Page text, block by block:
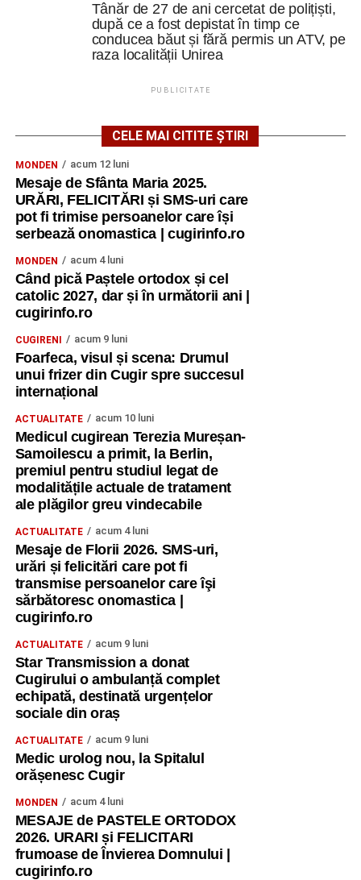
Tânăr de 27 de ani cercetat de polițiști,
după ce a fost depistat în timp ce
conducea băut și fără permis un ATV, pe
raza localității Unirea
PUBLICITATE
CELE MAI CITITE ȘTIRI
MONDEN acum 12 luni
Mesaje de Sfânta Maria 2025.
URĂRI, FELICITĂRI și SMS-uri care
pot fi trimise persoanelor care își
serbează onomastica | cugirinfo.ro
MONDEN acum 4 luni
Când pică Paștele ortodox și cel
catolic 2027, dar și în următorii ani |
cugirinfo.ro
CUGIRENI acum 9 luni
Foarfeca, visul și scena: Drumul
unui frizer din Cugir spre succesul
internațional
ACTUALITATE acum 10 luni
Medicul cugirean Terezia Mureșan-
Samoilescu a primit, la Berlin,
premiul pentru studiul legat de
modalitățile actuale de tratament
ale plăgilor greu vindecabile
ACTUALITATE acum 4 luni
Mesaje de Florii 2026. SMS-uri,
urări și felicitări care pot fi
transmise persoanelor care îşi
sărbătoresc onomastica |
cugirinfo.ro
ACTUALITATE acum 9 luni
Star Transmission a donat
Cugirului o ambulanță complet
echipată, destinată urgențelor
sociale din oraș
ACTUALITATE acum 9 luni
Medic urolog nou, la Spitalul
orășenesc Cugir
MONDEN acum 4 luni
MESAJE de PASTELE ORTODOX
2026. URARI și FELICITARI
frumoase de Învierea Domnului |
cugirinfo.ro